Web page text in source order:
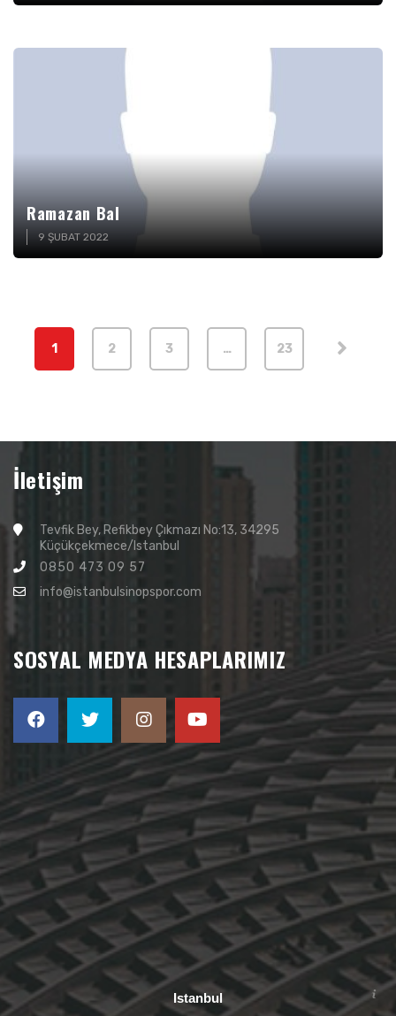
Ramazan Bal
9 ŞUBAT 2022
1 2 3 … 23
İletişim
Tevfik Bey, Refikbey Çıkmazı No:13, 34295
Küçükçekmece/Istanbul
0850 473 09 57
info@istanbulsinopspor.com
SOSYAL MEDYA HESAPLARIMIZ
Istanbul